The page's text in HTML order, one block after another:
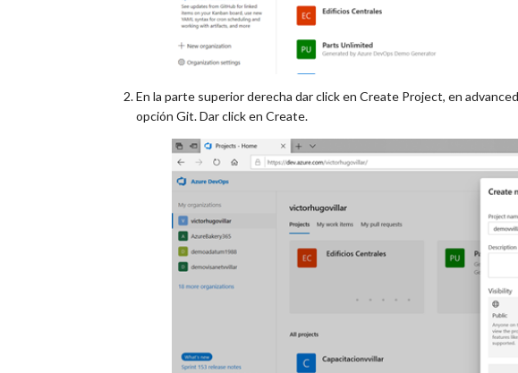
En la parte superior derecha dar click en Create Project, en
opción Git. Dar click en Create.